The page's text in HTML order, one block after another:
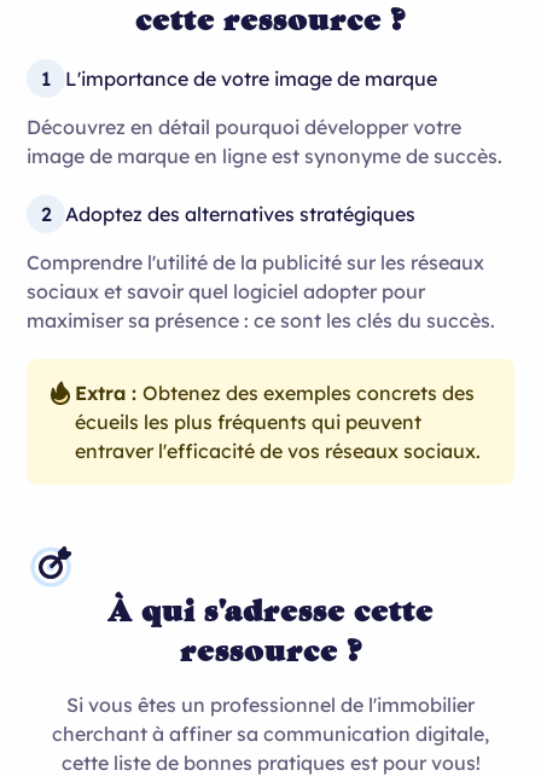
cette ressource ?
1
L'importance de votre image de marque
Découvrez en détail pourquoi développer votre
image de marque en ligne est synonyme de succès.
2
Adoptez des alternatives stratégiques
Comprendre l'utilité de la publicité sur les réseaux
sociaux et savoir quel logiciel adopter pour
maximiser sa présence : ce sont les clés du succès.
Extra :Obtenez des exemples concrets des
écueils les plus fréquents qui peuvent
entraver l'efficacité de vos réseaux sociaux.
À qui s'adresse cette
ressource ?
Si vous êtes un professionnel de l'immobilier
cherchant à affiner sa communication digitale,
cette liste de bonnes pratiques est pour vous!